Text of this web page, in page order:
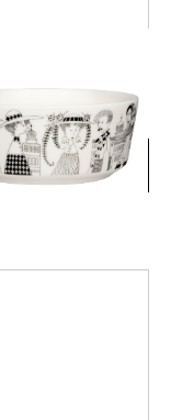
(税込)
詳細を見る